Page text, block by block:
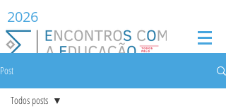
2026
Post
Todos posts